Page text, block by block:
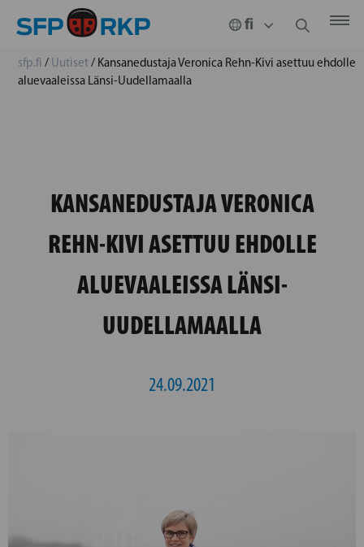
sfp.fi / Uutiset/ Kansanedustaja Veronica Rehn-Kivi asettuu ehdolle
aluevaaleissa Länsi-Uudellamaalla
KANSANEDUSTAJA VERONICA
REHN-KIVI ASETTUU EHDOLLE
ALUEVAALEISSA LÄNSI-
UUDELLAMAALLA
24.09.2021